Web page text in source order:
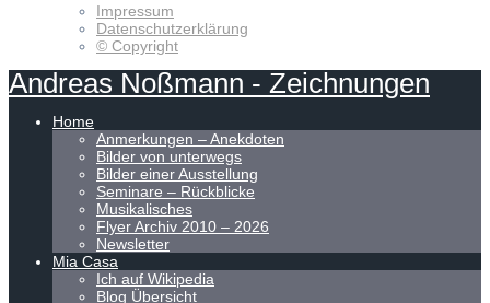
Impressum
Datenschutzerklärung
© Copyright
Andreas Noßmann - Zeichnungen
Home
Anmerkungen – Anekdoten
Bilder von unterwegs
Bilder einer Ausstellung
Seminare – Rückblicke
Musikalisches
Flyer Archiv 2010 – 2026
Newsletter
Mia Casa
Ich auf Wikipedia
Blog Übersicht